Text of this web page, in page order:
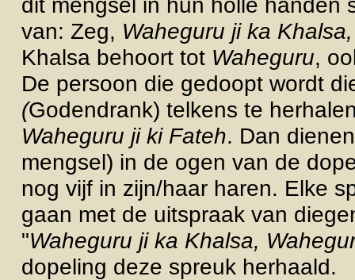
van: Zeg, Waheguru ji ka
Khalsa behoort tot Waheguru,
De persoon die gedoopt wordt
(Godendrank) telkens te
Waheguru ji ki Fateh. Dan
mengsel) in de ogen van de
nog vijf in zijn/haar haren. Elke
gaan met de uitspraak van
"Waheguru ji ka Khalsa,
dopeling deze spreuk herhaald.